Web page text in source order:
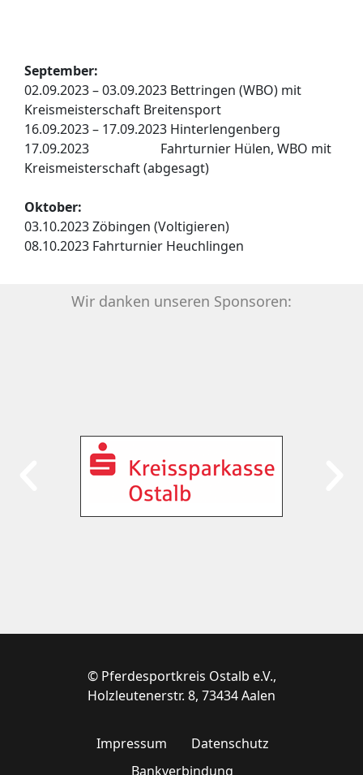
September:
02.09.2023 – 03.09.2023 Bettringen (WBO) mit
Kreismeisterschaft Breitensport
16.09.2023 – 17.09.2023 Hinterlengenberg
17.09.2023 Fahrturnier Hülen, WBO mit
Kreismeisterschaft (abgesagt)
Oktober:
03.10.2023 Zöbingen (Voltigieren)
08.10.2023 Fahrturnier Heuchlingen
Wir danken unseren Sponsoren:
© Pferdesportkreis Ostalb e.V.,
Holzleutenerstr. 8, 73434 Aalen
Impressum
Datenschutz
Bankverbindung